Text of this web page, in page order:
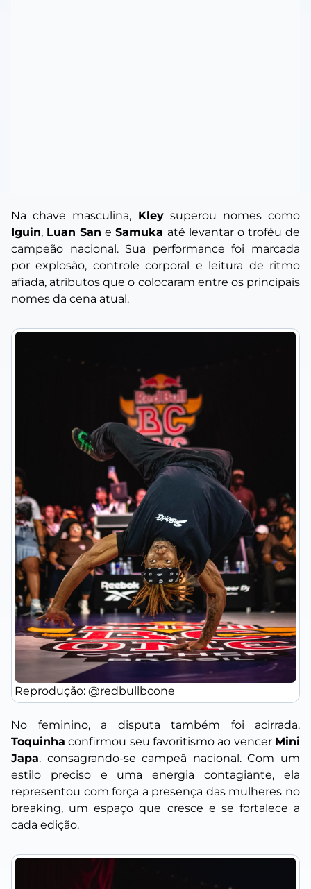
Na chave masculina, Kleysuperou nomes como
Iguin, Luan San eSamuka até levantar o troféu de
campeão nacional. Sua performance foi marcada
por explosão, controle corporal e leitura de ritmo
afiada, atributos que o colocaram entre os principais
nomes da cena atual.
Reprodução: @redbullbcone
No feminino, a disputa também foi acirrada.
Toquinha confirmou seu favoritismo ao vencer Mini
Japa. consagrando-se campeã nacional. Com um
estilo preciso e uma energia contagiante, ela
representou com força a presença das mulheres no
breaking, um espaço que cresce e se fortalece a
cada edição.